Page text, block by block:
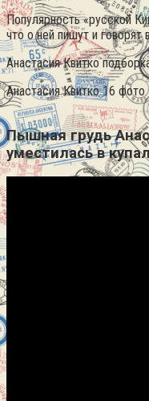
Популярность «русской
что о ней пишут и
Анастасия Квитко
Анастасия Квитко 16 фото
Пышная грудь
уместилась в